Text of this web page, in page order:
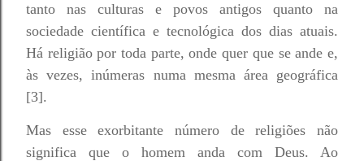
tanto nas culturas e povos antigos quanto na
sociedade científica e tecnológica dos dias atuais.
Há religião por toda parte, onde quer que se ande e,
às vezes, inúmeras numa mesma área geográfica
[3].
Mas esse exorbitante número de religiões não
significa que o homem anda com Deus. Ao